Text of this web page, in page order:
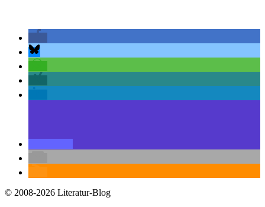
© 2008-2026 Literatur-Blog